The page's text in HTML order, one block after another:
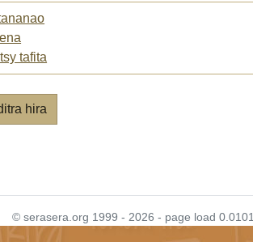
tafita
hira
© serasera.org 1999 - 2026 - page load 0.0101